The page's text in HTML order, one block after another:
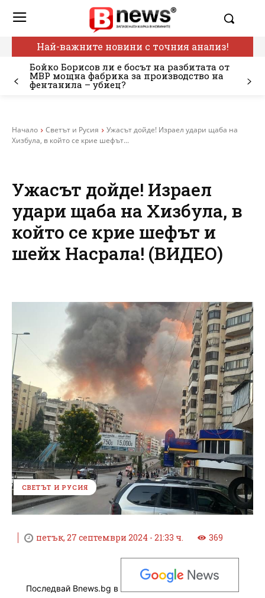
Най-важните новини с точния анализ!
Бойко Борисов ли е босът на разбитата от
МВР мощна фабрика за производство на
фентанила – убиец?
Начало Светът и Русия
Ужасът дойде! Израел удари щаба на
Хизбула, в който се крие шефът...
Ужасът дойде! Израел
удари щаба на Хизбула, в
който се крие шефът и
шейх Насрала! (ВИДЕО)
СВЕТЪТ И РУСИЯ
петък, 27 септември 2024 - 21:33 ч. 369
Последвай Bnews.bg в